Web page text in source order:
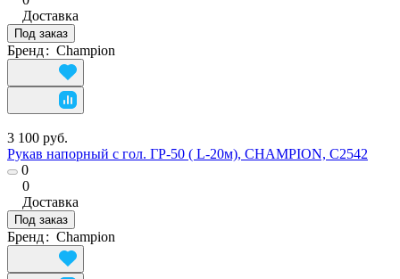
Доставка
Под заказ
Бренд: Champion
3 100 руб.
Рукав напорный с гол. ГР-50 ( L-20м), CHAMPION, C2542
0
0
Доставка
Под заказ
Бренд: Champion